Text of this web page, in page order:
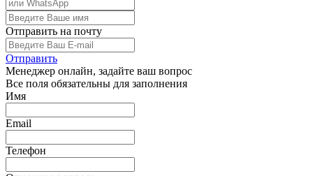
Отправить на почту
Отправить
Менеджер онлайн, задайте ваш вопрос
Все поля обязательны для заполнения
Имя
Email
Телефон